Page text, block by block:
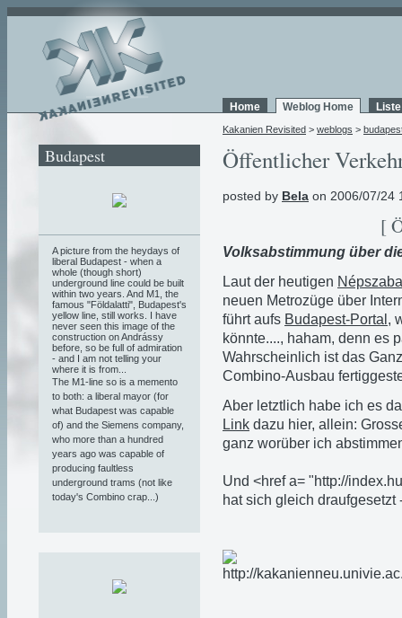
Home Weblog Home
Kakanien Revisited > weblogs >
Öffentlicher
posted by Bela on 2006/07/24
[
Volksabstimmung über
Laut der heutigen
neuen Metrozüge über
führt aufs Budapest-Portal ,
könnte...., haham, denn es
Wahrscheinlich ist das
Combino-Ausbau
Aber letztlich habe ich es
Link dazu hier, allein:
ganz worüber ich
Und <href a= "http://
hat sich gleich
Budapest
A picture from the heydays of
liberal Budapest - when a
whole (though short)
underground line could be built
within two years. And M1, the
famous "Földalatti", Budapest's
yellow line, still works. I have
never seen this image of the
construction on Andrássy
before, so be full of admiration
- and I am not telling your
where it is from...
The M1-line so is a memento
to both: a liberal mayor (for
what Budapest was capable
of) and the Siemens company,
who more than a hundred
years ago was capable of
producing faultless
underground trams (not like
today's Combino crap...)